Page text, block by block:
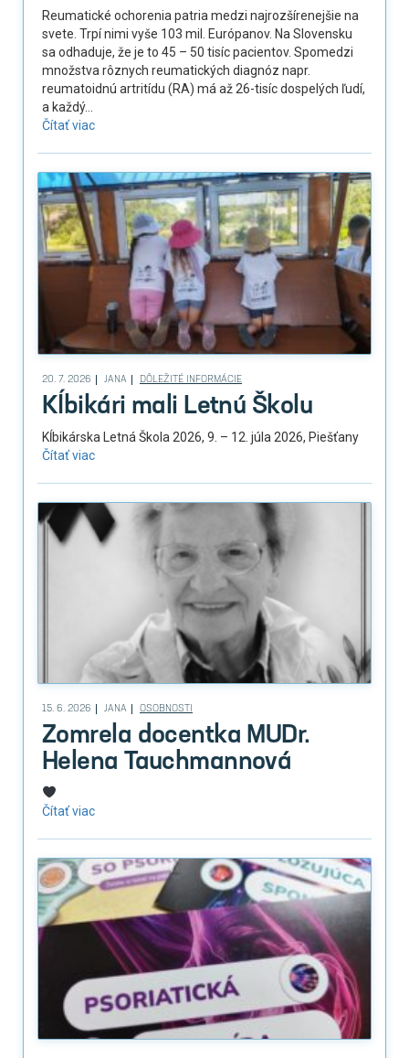
Reumatické ochorenia patria medzi najrozšírenejšie na
svete. Trpí nimi vyše 103 mil. Európanov. Na Slovensku
sa odhaduje, že je to 45 – 50 tisíc pacientov. Spomedzi
množstva rôznych reumatických diagnóz napr.
reumatoidnú artritídu (RA) má až 26-tisíc dospelých ľudí,
a každý...
Čítať viac
20. 7. 2026 JANA DÔLEŽITÉ INFORMÁCIE
Kĺbikári mali Letnú Školu
Kĺbikárska Letná Škola 2026, 9. – 12. júla 2026, Piešťany
Čítať viac
15. 6. 2026 JANA OSOBNOSTI
Zomrela docentka MUDr.
Helena Tauchmannová
Čítať viac